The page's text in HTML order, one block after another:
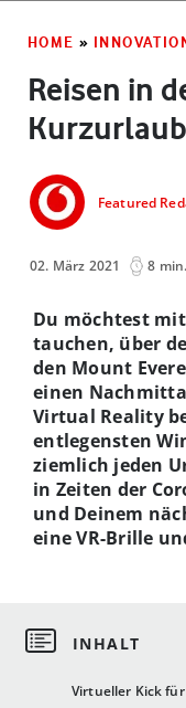
HOME »
Reisen in
Featured
02. März 2021 8 min.
Virtueller Kick
Du möchtest
tauchen, über
den Mount
einen
Virtual Reality
entlegensten
ziemlich jeden
in Zeiten der
und Deinem
eine VR-Brille